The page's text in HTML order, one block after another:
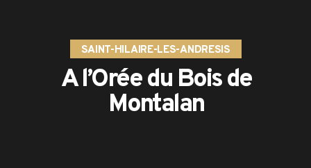
SAINT-HILAIRE-LES-ANDRESIS
A l’Orée du Bois de
Montalan